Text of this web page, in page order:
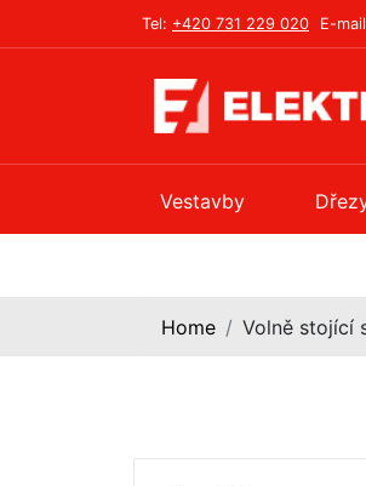
Tel: +420 731 229 020 E-
Vestavby
Home Volně stojící